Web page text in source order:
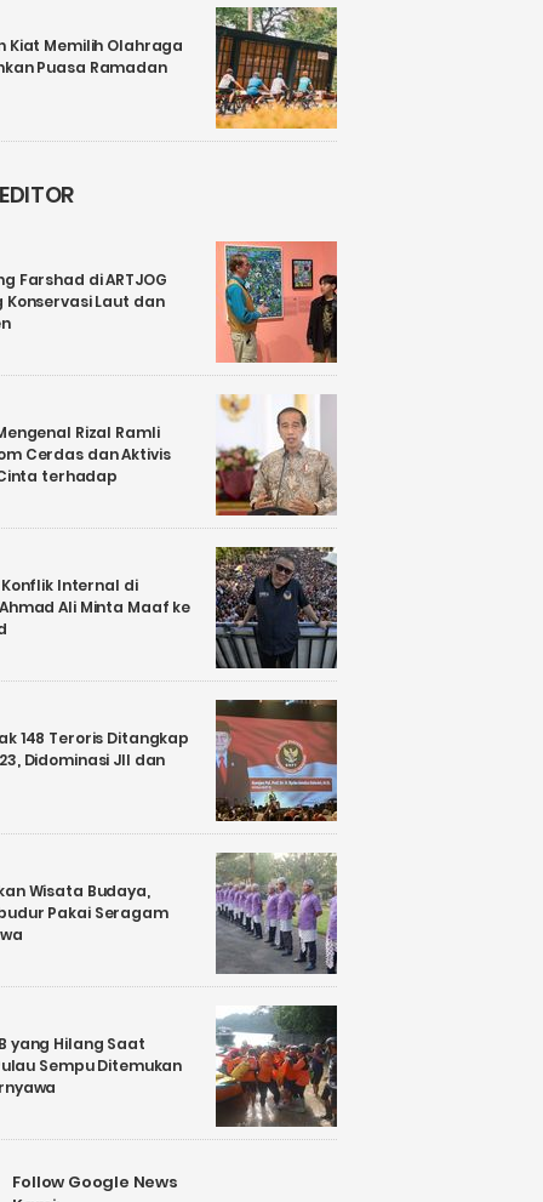
Kiat Memilih Olahraga
Puasa Ramadan
Farshad di ARTJOG
Konservasi Laut dan
Rizal Ramli
Cerdas dan Aktivis
terhadap
Internal di
Ali Minta Maaf ke
148 Teroris Ditangkap
Didominasi JII dan
Wisata Budaya,
Pakai Seragam
yang Hilang Saat
Sempu Ditemukan
Follow Google News